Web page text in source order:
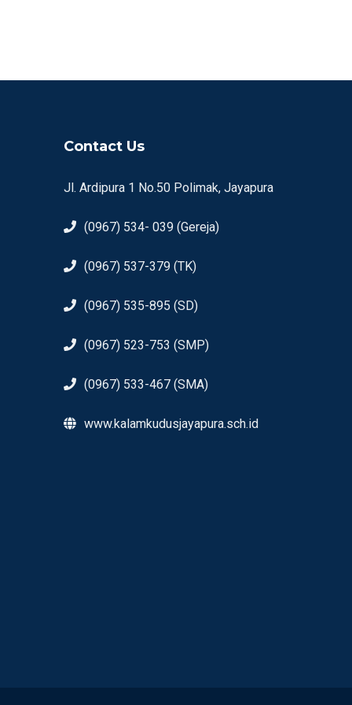
Contact Us
Jl. Ardipura 1 No.50 Polimak, Jayapura
(0967) 534- 039 (Gereja)
(0967) 537-379 (TK)
(0967) 535-895 (SD)
(0967) 523-753 (SMP)
(0967) 533-467 (SMA)
www.kalamkudusjayapura.sch.id